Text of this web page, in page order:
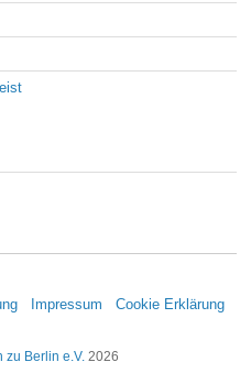
Impressum Cookie Erklärung
zu Berlin e.V. 2026